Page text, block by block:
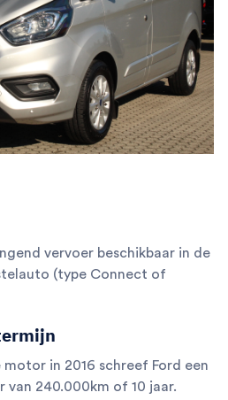
vervoer beschikbaar in de
(type Connect of
in 2016 schreef Ford een
van 240.000km of 10 jaar.